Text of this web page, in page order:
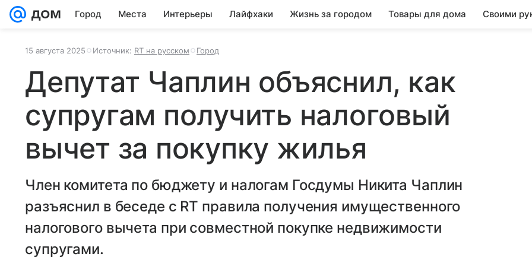
Город Места Интерьеры Лайфхаки Жизнь за городом Товары для дома Своими
15 августа 2025 Источник: RT на русском Город
Депутат Чаплин объяснил, как
супругам получить налоговый
вычет за покупку жилья
Член комитета по бюджету и налогам Госдумы Никита Чаплин
разъяснил в беседе с RT правила получения имущественного
налогового вычета при совместной покупке недвижимости
супругами.